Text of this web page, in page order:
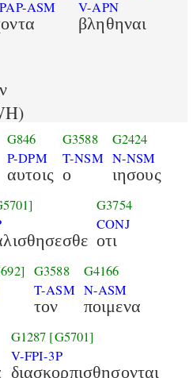
ASM
V-APN
βληθηναι
G846
P-DPM
αυτοις
G3588
T-NSM
ο
G2424
N-NSM
ιησους
G3754
CONJ
οτι
G3588
T-ASM
τον
G4166
N-ASM
ποιμενα
G1287 [G5701]
V-FPI-3P
διασκορπισθησονται